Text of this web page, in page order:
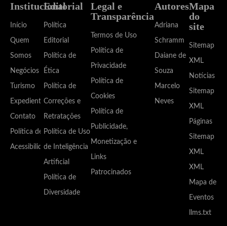
Institucional
Início
Quem
Somos
Negócios
Turismo
Expediente
Contato
Política de
Acessibilidade
Editorial
Política
Editorial
Política de
Ética
Política de
Correções e
Retratações
Política de Uso
de Inteligência
Artificial
Política de
Diversidade
Legal e
Transparência
Termos de Uso
Política de
Privacidade
Política de
Cookies
Política de
Publicidade,
Monetização e
Links
Patrocinados
Autores
Adriana
Schramm
Daiane de
Souza
Marcelo
Neves
Mapa
do
site
Sitemap
XML
Notícias
Sitemap
XML
Páginas
Sitemap
XML
XML
Mapa de
Eventos
llms.txt